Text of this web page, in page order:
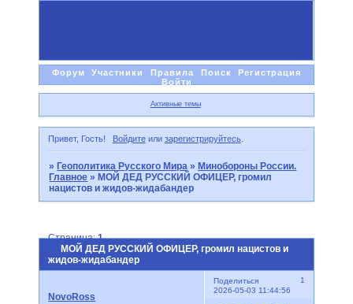
Форум Участники Правила Поиск
Регистрация
Войти
Активные темы
Привет, Гость! Войдитеили зарегистрируйтесь.
»Геополитика Русского Мира »Минобороны России.
Главное »МОЙ ДЕД РУССКИЙ ОФИЦЕР, громил
нацистов и жидов-жидабандер
МОЙ ДЕД РУССКИЙ ОФИЦЕР, громил нацистов и
жидов-жидабандер
Страница:1
Поделиться
1
2026-05-03 11:44:56
NovoRoss